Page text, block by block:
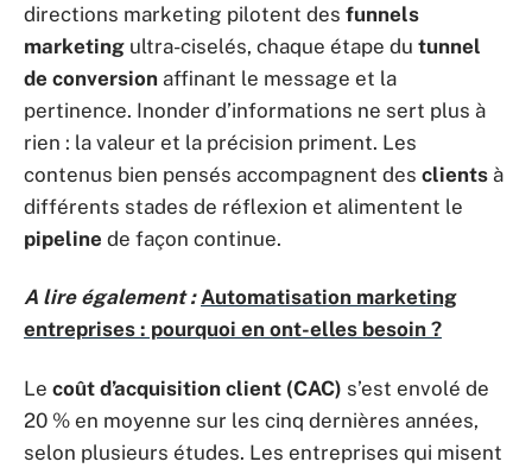
directions marketing pilotent des funnels
marketing ultra-ciselés, chaque étape du tunnel
de conversion affinant le message et la
pertinence. Inonder d’informations ne sert plus à
rien : la valeur et la précision priment. Les
contenus bien pensés accompagnent des clients à
différents stades de réflexion et alimentent le
pipeline de façon continue.
A lire également : Automatisation marketing
entreprises : pourquoi en ont-elles besoin ?
Le coût d’acquisition client (CAC) s’est envolé de
20 % en moyenne sur les cinq dernières années,
selon plusieurs études. Les entreprises qui misent